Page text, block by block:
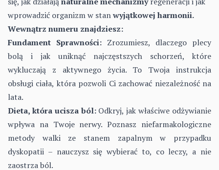
wprowadzić organizm w stanwyjątkowej harmonii.
Wewnątrz numeru znajdziesz:
Fundament Sprawności: Zrozumiesz, dlaczego plecy
bolą i jak uniknąć najczęstszych schorzeń, które
wykluczają z aktywnego życia. To Twoja instrukcja
obsługi ciała, która pozwoli Ci zachować niezależność na
lata.
Dieta, która ucisza ból:Odkryj, jak właściwe odżywianie
wpływa na Twoje nerwy. Poznasz niefarmakologiczne
metody walki ze stanem zapalnym w przypadku
dyskopatii – nauczysz się wybierać to, co leczy, a nie
zaostrza ból.